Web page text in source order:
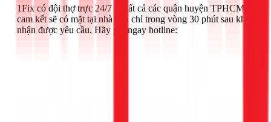
1Fix có đội thợ trực 24/7 tại tất cả các quận huyện TPHCM,
cam kết sẽ có mặt tại nhà bạn chỉ trong vòng 30 phút sau khi
nhận được yêu cầu. Hãy gọi ngay hotline: